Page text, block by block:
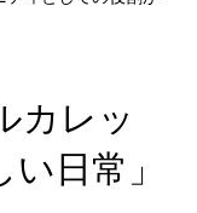
カレッ
日常」